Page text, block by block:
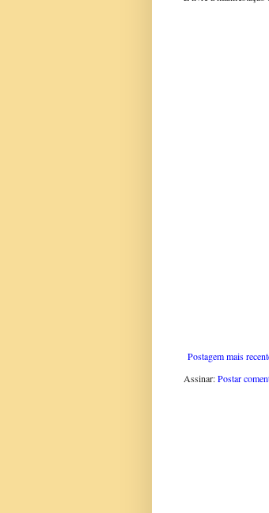
Postagem mais
Assinar:Postar